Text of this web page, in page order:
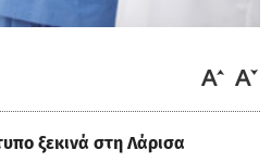
ξεκινά στη Λάρισα